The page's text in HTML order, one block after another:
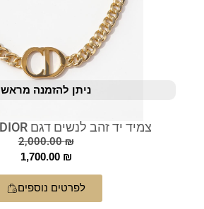
ניתן להזמנה מראש
צמיד יד זהב לנשים דגם CRISTIAN DIOR
2,000.00₪
1,700.00 ₪
לפרטים נוספים